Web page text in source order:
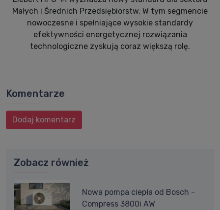
Małych i Średnich Przedsiębiorstw. W tym segmencie
nowoczesne i spełniające wysokie standardy
efektywności energetycznej rozwiązania
technologiczne zyskują coraz większą rolę.
Komentarze
Dodaj komentarz
Zobacz również
Nowa pompa ciepła od Bosch -
Compress 3800i AW